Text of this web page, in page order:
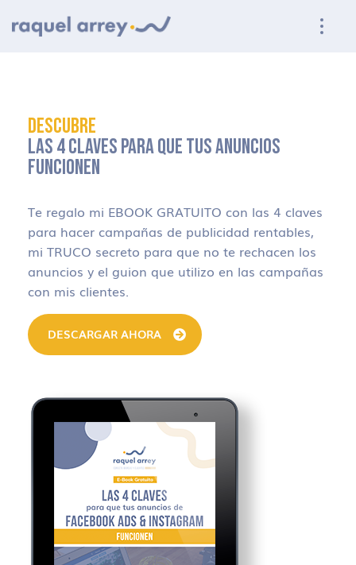
DESCUBRE
LAS 4 CLAVES PARA QUE TUS ANUNCIOS
FUNCIONEN
Te regalo mi EBOOK GRATUITO con las 4 claves
para hacer campañas de publicidad rentables,
mi TRUCO secreto para que no te rechacen los
anuncios y el guion que utilizo en las campañas
con mis clientes.
DESCARGAR AHORA